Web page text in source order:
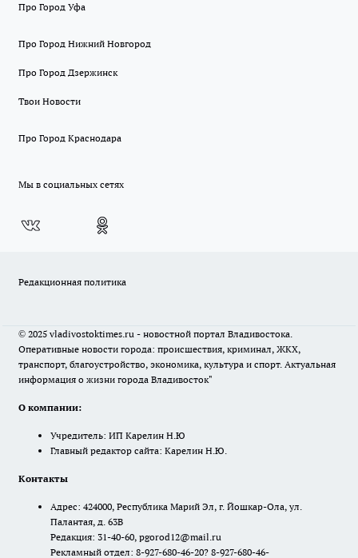
Про Город Уфа
Про Город Нижний Новгород
Про Город Дзержинск
Твои Новости
Про Город Краснодара
Мы в социальных сетях
Редакционная политика
© 2025 vladivostoktimes.ru - новостной портал Владивостока.
Оперативные новости города: происшествия, криминал, ЖКХ,
транспорт, благоустройство, экономика, культура и спорт. Актуальная
информация о жизни города Владивосток"
О компании:
Учредитель: ИП Карелин Н.Ю
Главный редактор сайта: Карелин Н.Ю.
Контакты
Адрес: 424000, Республика Марий Эл, г. Йошкар-Ола, ул.
Палантая, д. 63В
Редакция: 31-40-60, pgorod12@mail.ru
Рекламный отдел: 8-927-680-46-20? 8-927-680-46-